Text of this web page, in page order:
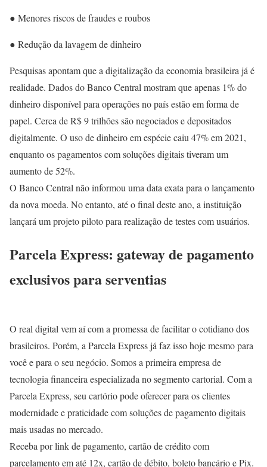
● Menores riscos de fraudes e roubos
● Redução da lavagem de dinheiro
Pesquisas apontam que a digitalização da economia brasileira já é
realidade. Dados do Banco Central mostram que apenas 1% do
dinheiro disponível para operações no país estão em forma de
papel. Cerca de R$ 9 trilhões são negociados e depositados
digitalmente. O uso de dinheiro em espécie caiu 47% em 2021,
enquanto os pagamentos com soluções digitais tiveram um
aumento de 52%.
O Banco Central não informou uma data exata para o lançamento
da nova moeda. No entanto, até o final deste ano, a instituição
lançará um projeto piloto para realização de testes com usuários.
Parcela Express: gateway de pagamento
exclusivos para serventias
O real digital vem aí com a promessa de facilitar o cotidiano dos
brasileiros. Porém, a Parcela Express já faz isso hoje mesmo para
você e para o seu negócio. Somos a primeira empresa de
tecnologia financeira especializada no segmento cartorial. Com a
Parcela Express, seu cartório pode oferecer para os clientes
modernidade e praticidade com soluções de pagamento digitais
mais usadas no mercado.
Receba por link de pagamento, cartão de crédito com
parcelamento em até 12x, cartão de débito, boleto bancário e Pix.